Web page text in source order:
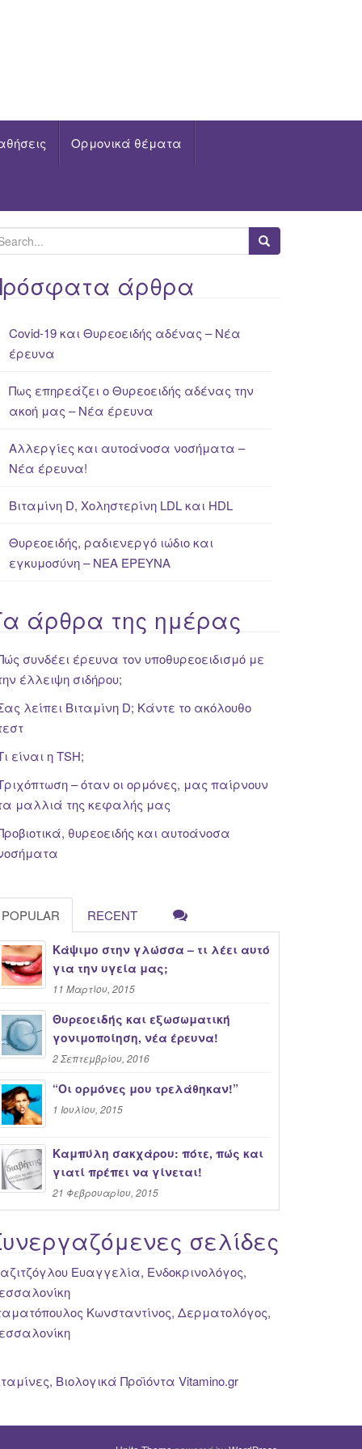
Ορμονικά θέματα
άρθρα
Covid-19 και Θυρεοειδής αδένας – Νέα
έρευνα
Πως επηρεάζει ο Θυρεοειδής αδένας την
ακοή μας – Νέα έρευνα
Αλλεργίες και αυτοάνοσα νοσήματα –
Νέα έρευνα!
Βιταμίνη D, Χοληστερίνη LDL και HDL
Θυρεοειδής, ραδιενεργό ιώδιο και
εγκυμοσύνη – ΝΕΑ ΈΡΕΥΝΑ
άρθρα της ημέρας
συνδέει έρευνα τον υποθυρεοειδισμό με
έλλειψη σιδήρου;
λείπει Βιταμίνη D; Κάντε το ακόλουθο
είναι η TSH;
– όταν οι ορμόνες, μας παίρνουν
μαλλιά της κεφαλής μας
θυρεοειδής και αυτοάνοσα
POPULAR RECENT
Κάψιμο στην γλώσσα – τι λέει αυτό
για την υγεία μας;
11 Μαρτίου, 2015
Θυρεοειδής και εξωσωματική
γονιμοποίηση, νέα έρευνα!
2 Σεπτεμβρίου, 2016
“Oι ορμόνες μου τρελάθηκαν!”
1 Ιουλίου, 2015
Καμπύλη σακχάρου: πότε, πώς και
γιατί πρέπει να γίνεται!
21 Φεβρουαρίου, 2015
σελίδες
Ευαγγελία, Ενδοκρινολόγος,
Κωνσταντίνος, Δερματολόγος,
Βιολογικά Προϊόντα Vitamino.gr